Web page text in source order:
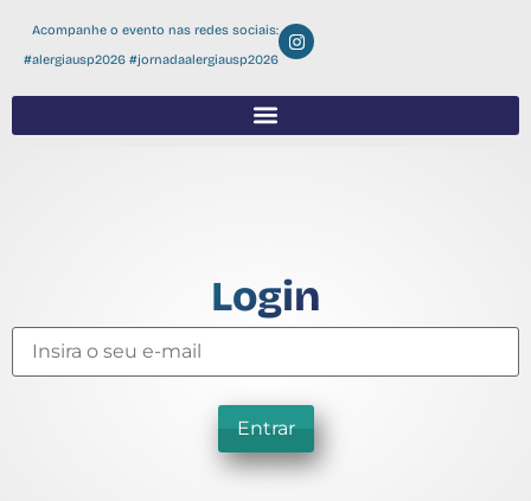
Acompanhe o evento nas redes sociais:
#alergiausp2026 #jornadaalergiausp2026
Login
Entrar